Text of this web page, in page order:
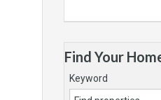
Find Your
Keyword